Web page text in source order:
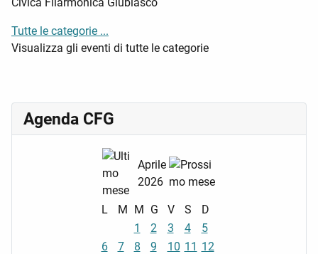
Tutte le categorie ...
Visualizza gli eventi di tutte le categorie
Agenda CFG
Aprile
2026
L M M G V S
D
1
2 3 4
5
6
7 8 9 10 11 12